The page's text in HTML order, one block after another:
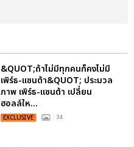
&QUOT;ถ้าไม่มีทุกคนก็คงไม่มี
เพิร์ธ-แซนต้า&QUOT; ประมวล
ภาพ เพิร์ธ-แซนต้า เปลี่ยน
ฮอลล์ให...
EXCLUSIVE : 34